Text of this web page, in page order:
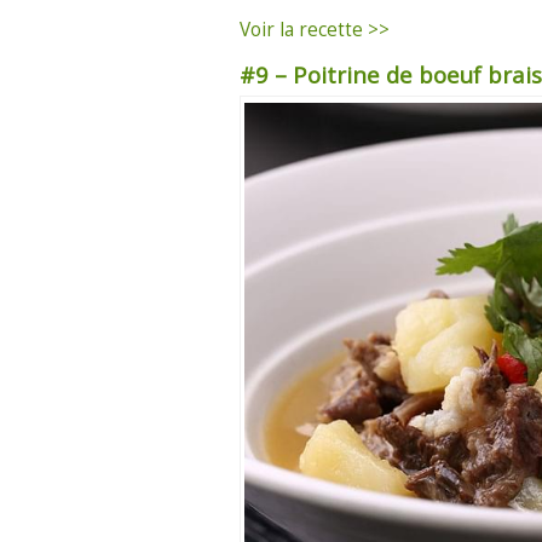
Voir la recette >>
#9 – Poitrine de boeuf